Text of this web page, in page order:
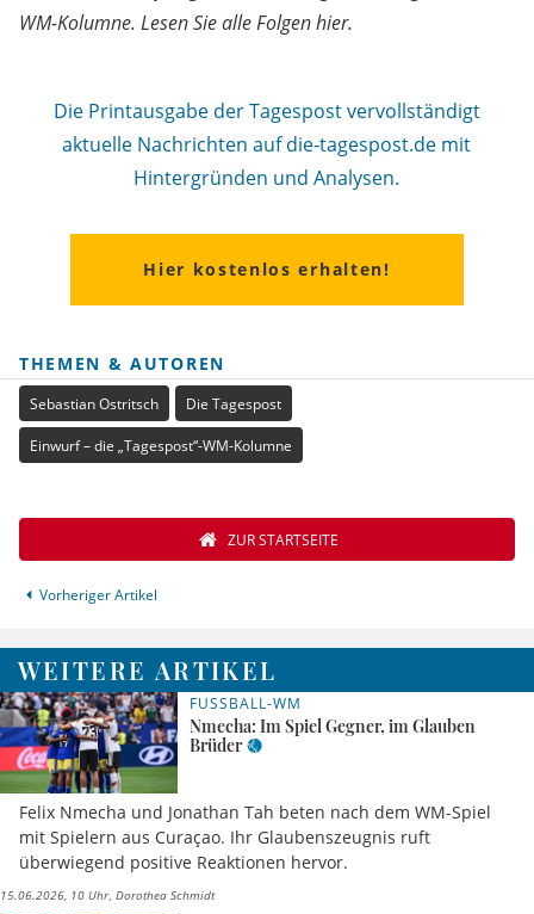
WM-Kolumne. Lesen Sie alle Folgen hier.
Die Printausgabe der Tagespost vervollständigt
aktuelle Nachrichten auf die-tagespost.de mit
Hintergründen und Analysen.
Hier kostenlos erhalten!
THEMEN & AUTOREN
Sebastian Ostritsch Die Tagespost
Einwurf – die „Tagespost“-WM-Kolumne
Vorheriger Artikel
ZUR STARTSEITE
WEITERE ARTIKEL
FUSSBALL-WM
Nmecha: Im Spiel Gegner, im Glauben
Brüder
Felix Nmecha und Jonathan Tah beten nach dem WM-Spiel
mit Spielern aus Curaçao. Ihr Glaubenszeugnis ruft
überwiegend positive Reaktionen hervor.
15.06.2026, 10 Uhr Dorothea Schmidt